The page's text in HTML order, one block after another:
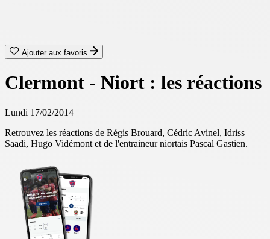
Ajouter aux favoris
Clermont - Niort : les réactions
Lundi 17/02/2014
Retrouvez les réactions de Régis Brouard, Cédric Avinel, Idriss
Saadi, Hugo Vidémont et de l'entraineur niortais Pascal Gastien.